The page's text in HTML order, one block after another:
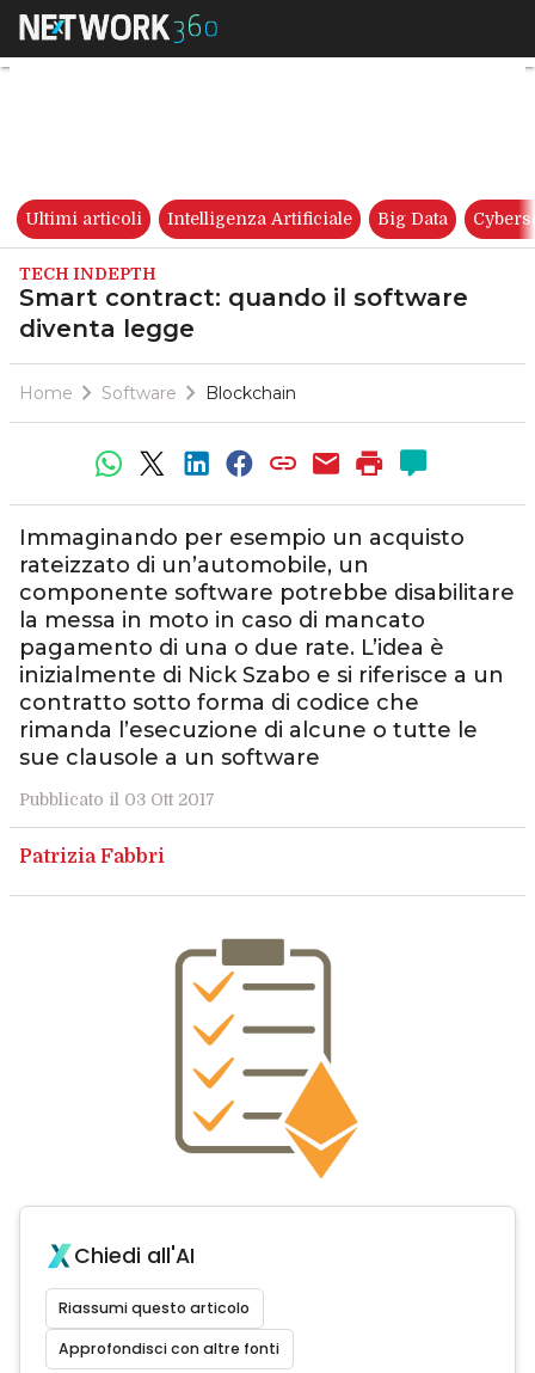
Smart contract: quando il
Ultimi articoli Intelligenza Artificiale Big Data
TECH INDEPTH
Smart contract: quando il software
diventa legge
Home Software Blockchain
Immaginando per esempio un acquisto
rateizzato di un’automobile, un
componente software potrebbe disabilitare
la messa in moto in caso di mancato
pagamento di una o due rate. L’idea è
inizialmente di Nick Szabo e si riferisce a un
contratto sotto forma di codice che
rimanda l’esecuzione di alcune o tutte le
sue clausole a un software
Pubblicato il 03 Ott 2017
Patrizia Fabbri
Chiedi all'AI
Riassumi questo articolo
Approfondisci con altre fonti